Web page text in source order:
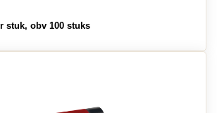
stuk, obv 100 stuks